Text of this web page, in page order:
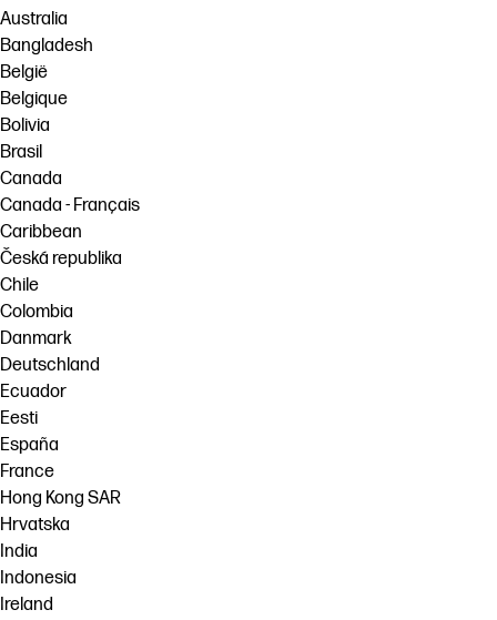
Australia
Bangladesh
België
Belgique
Bolivia
Brasil
Canada
Canada - Français
Caribbean
Česká republika
Chile
Colombia
Danmark
Deutschland
Ecuador
Eesti
España
France
Hong Kong SAR
Hrvatska
India
Indonesia
Ireland